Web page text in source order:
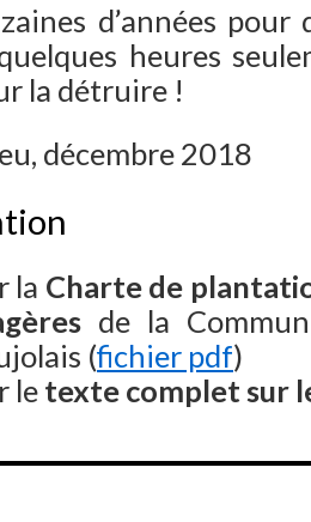
d’années pour
heures
la détruire !
décembre 2018
la Charte de
de la
(fichier pdf)
le texte complet sur